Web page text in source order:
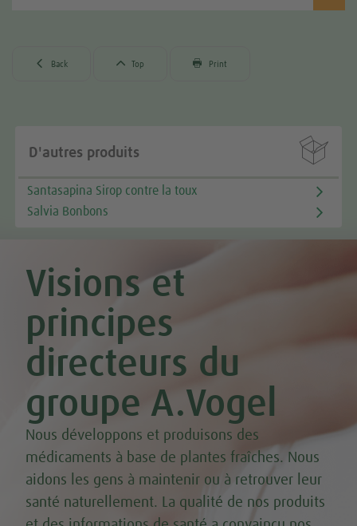
 Back  Top  Print

D'autres produits
Santasapina Sirop contre la toux
Salvia Bonbons
Visions et
principes
directeurs du
groupe A.Vogel
Nous développons et produisons des
médicaments à base de plantes fraîches. Nous
aidons les gens à maintenir ou à retrouver leur
santé naturellement. La qualité de nos produits